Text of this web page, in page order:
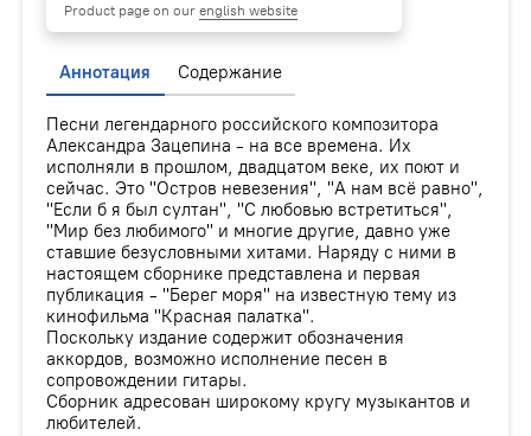
Product page on ourenglish website
Аннотация Содержание
Песни легендарного российского композитора
Александра Зацепина - на все времена. Их
исполняли в прошлом, двадцатом веке, их поют и
сейчас. Это "Остров невезения", "А нам всё равно",
"Если б я был султан", "С любовью встретиться",
"Мир без любимого" и многие другие, давно уже
ставшие безусловными хитами. Наряду с ними в
настоящем сборнике представлена и первая
публикация - "Берег моря" на известную тему из
кинофильма "Красная палатка".
Поскольку издание содержит обозначения
аккордов, возможно исполнение песен в
сопровождении гитары.
Сборник адресован широкому кругу музыкантов и
любителей.